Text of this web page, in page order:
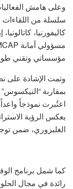
وعلى هامش
سلسلة من اللقاءات
كاليفورنيا،
مؤسساتي وتقني
وتمت الإشادة على
بمقاربة “النيكسوس”
اعتُبرت نموذجاً
يعكس الرؤية
الغلبزوري، ضمن
كما شمل برنامج
رائدة في مجال